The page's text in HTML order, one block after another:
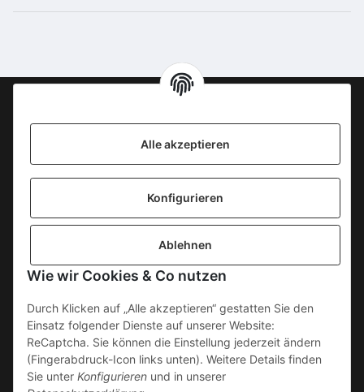
Alle akzeptieren
Konfigurieren
Ablehnen
Wie wir Cookies & Co nutzen
Durch Klicken auf „Alle akzeptieren“ gestatten Sie den
Einsatz folgender Dienste auf unserer Website:
ReCaptcha. Sie können die Einstellung jederzeit ändern
(Fingerabdruck-Icon links unten). Weitere Details finden
Sie unter Konfigurieren und in unserer
SICHERE ZAHLUNGSWEISEN
Gesetzliche Informationen